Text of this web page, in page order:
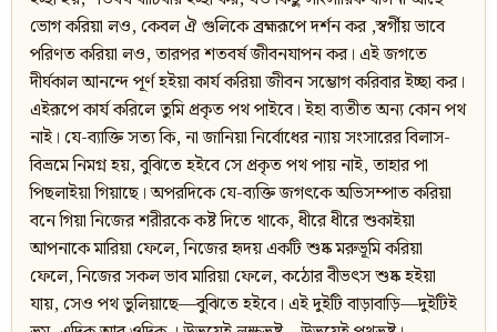
ভোগ করিয়া লও, কেবল ঐ গুলিকে ব্রহ্মরূপে দর্শন কর ,স্বর্গীয় ভাবে
পরিণত করিয়া লও, তারপর শতবর্ষ জীবনযাপন কর। এই জগতে
দীর্ঘকাল আনন্দে পূর্ণ হইয়া কার্য করিয়া জীবন সম্ভোগ করিবার ইচ্ছা কর।
এইরূপে কার্য করিলে তুমি প্রকৃত পথ পাইবে। ইহা ব্যতীত অন্য কোন পথ
নাই। যে-ব্যাক্তি সত্য কি, না জানিয়া নির্বোধের ন্যায় সংসারের বিলাস-
বিভ্রমে নিমগ্ন হয়, বুঝিতে হইবে সে প্রকৃত পথ পায় নাই, তাহার পা
পিছলাইয়া গিয়াছে। অপরদিকে যে-ব্যক্তি জগৎকে অভিসম্পাত করিয়া
বনে গিয়া নিজের শরীরকে কষ্ট দিতে থাকে, ধীরে ধীরে শুকাইয়া
আপনাকে মারিয়া ফেলে, নিজের হৃদয় একটি শুষ্ক মরুভূমি করিয়া
ফেলে, নিজের সকল ভাব মারিয়া ফেলে, কঠোর বীভৎস শুষ্ক হইয়া
যায়, সেও পথ ভুলিয়াছে—বুঝিতে হইবে। এই দুইটি বাড়াবাড়ি—দুইটিই